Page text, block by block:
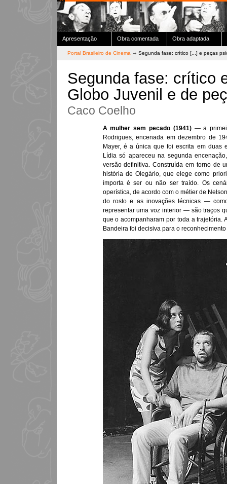
Apresentação Obra comentada Obra adaptada
Portal Brasileiro de Cinema Segunda fase: crítico [...] e peças
Segunda fase: crítico
Globo Juvenil e de
Caco Coelho
A mulher sem pecado (1941)— a
Rodrigues, encenada em dezembro de
Mayer, é a única que foi escrita em duas
Lídia só apareceu na segunda
versão definitiva. Construída em torno de
história de Olegário, que elege como
importa é ser ou não ser traído. Os
operística, de acordo com o métier de
do rosto e as inovações técnicas —
representar uma voz interior — são traços
que o acompanharam por toda a trajetória.
Bandeira foi decisiva para o